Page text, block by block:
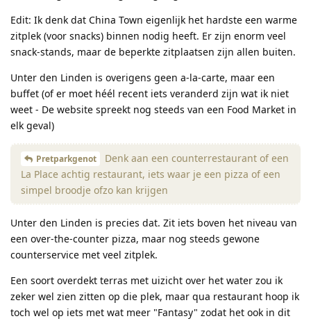
Edit: Ik denk dat China Town eigenlijk het hardste een warme
zitplek (voor snacks) binnen nodig heeft. Er zijn enorm veel
snack-stands, maar de beperkte zitplaatsen zijn allen buiten.
Unter den Linden is overigens geen a-la-carte, maar een
buffet (of er moet héél recent iets veranderd zijn wat ik niet
weet - De website spreekt nog steeds van een Food Market in
elk geval)
Pretparkgenot
Denk aan een counterrestaurant of een
La Place achtig restaurant, iets waar je een pizza of een
simpel broodje ofzo kan krijgen
Unter den Linden is precies dat. Zit iets boven het niveau van
een over-the-counter pizza, maar nog steeds gewone
counterservice met veel zitplek.
Een soort overdekt terras met uizicht over het water zou ik
zeker wel zien zitten op die plek, maar qua restaurant hoop ik
toch wel op iets met wat meer "Fantasy" zodat het ook in dit